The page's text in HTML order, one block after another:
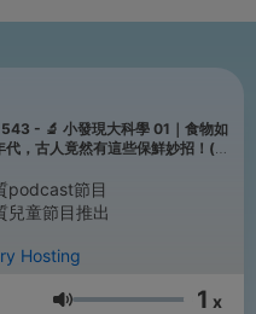
543 - 🔬 小發現大科學 01｜食物如
，古人竟然有這些保鮮妙招！(全
podcast節目
兒童節目推出
Hosting
1 x